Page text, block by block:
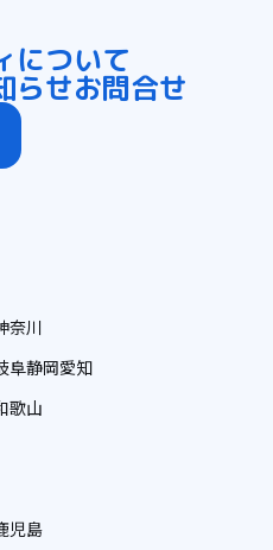
について
らせお問合せ
奈川
阜静岡愛知
歌山
児島